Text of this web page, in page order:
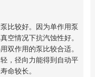
比较好。因为单作用泵
空情况下抗汽蚀性好。
双作用的泵比较合适。
，径向力能得到自动平
命较长。